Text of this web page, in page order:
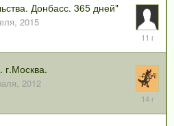
Донбасс. 365 дней"
2015
15
2015
г.Москва.
2012
11
2012